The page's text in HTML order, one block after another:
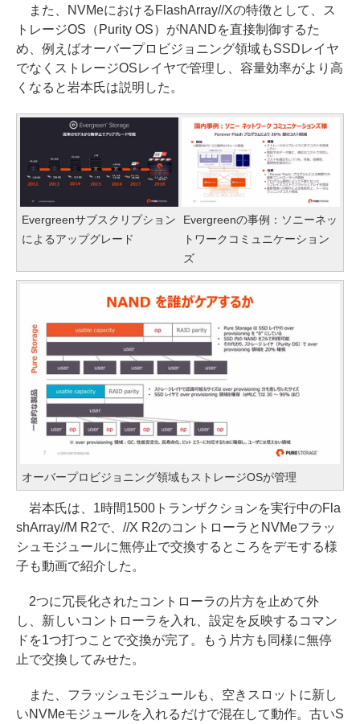
また、NVMeにおけるFlashArray//Xの特徴として、ス
トレージOS（Purity OS）がNANDを直接制御するた
め、例えばオーバープロビジョニング領域もSSDレイヤ
でなくストレージOSレイヤで管理し、容量効率がより高
くなると岩本氏は説明した。
Evergreenサブスクリプション
によるアップグレード
Evergreenの事例：ソニーネッ
トワークコミュニケーション
ズ
オーバープロビジョニング領域もストレージOSが管理
岩本氏は、1時間1500トランザクションを実行中のFla
shArray//M R2で、//X R2のコントローラとNVMeフラッ
シュモジュールに無停止で交換するところをデモする様
子も動画で紹介した。
2つに冗長化されたコントローラの片方を止めて外
し、新しいコントローラを入れ、設定を反映するコマン
ドを1つ打つことで交換が完了。もう片方も同様に無停
止で交換してみせた。
また、フラッシュモジュールも、空きスロットに新し
いNVMeモジュールを入れるだけで混在して動作。古いS